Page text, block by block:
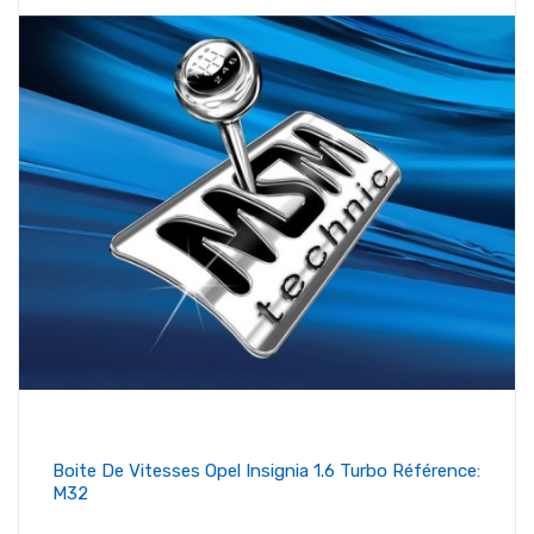
Boite De Vitesses Opel Insignia 1.6 Turbo Référence:
M32